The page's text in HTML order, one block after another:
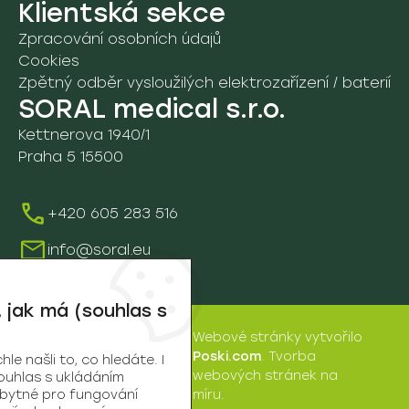
8A. Vyšetřovací stoly a lehátka
09. Vozíky a ostatní pomůcky
9D. Vozíky
Údržba a servis
Školení
Klientská sekce
Zpracování osobních údajů
Cookies
Zpětný odběr vysloužilých elektrozařízení / baterií
SORAL medical s.r.o.
Kettnerova 1940/1
Praha 5 15500
+420 605 283 516
info@soral.eu
medical
s.r.o. | © 2026
Webové stránkyvytvořilo
Poski.com. Tvorba
webových stránek na
míru.
má (souhlas s
našli to, co hledáte. I
s ukládáním
pro fungování